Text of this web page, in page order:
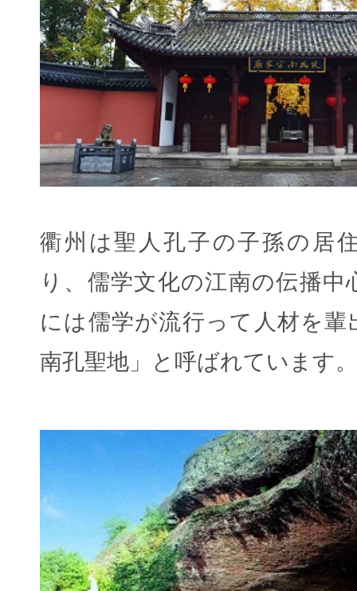
衢州は聖人孔子の子孫の居
り、儒学文化の江南の伝播
には儒学が流行って人材を輩
南孔聖地」と呼ばれています。